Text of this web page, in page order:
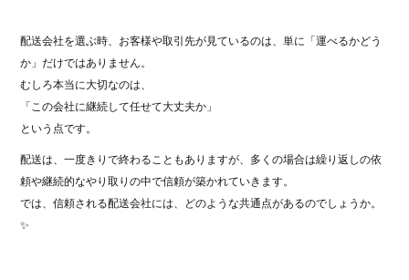
配送会社を選ぶ時、お客様や取引先が見ているのは、単に「運べるかどう
か」だけではありません。
むしろ本当に大切なのは、
「この会社に継続して任せて大丈夫か」
という点です。
配送は、一度きりで終わることもありますが、多くの場合は繰り返しの依
頼や継続的なやり取りの中で信頼が築かれていきます。
では、信頼される配送会社には、どのような共通点があるのでしょうか。
✨